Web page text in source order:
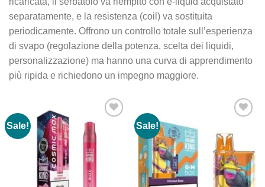
separatamente, e la resistenza (coil) va sostituita
periodicamente. Offrono un controllo totale sull’esperienza
di svapo (regolazione della potenza, scelta dei liquidi,
personalizzazione) ma hanno una curva di apprendimento
più ripida e richiedono un impegno maggiore.
Sale! Sale!